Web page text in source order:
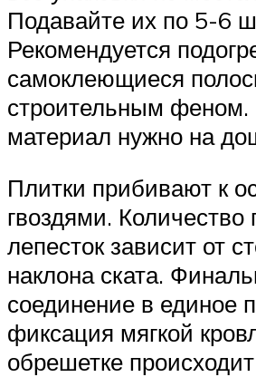
Подавайте их по 5-6
Рекомендуется
самоклеющиеся
строительным феном.
материал нужно на
Плитки прибивают к
гвоздями. Количество
лепесток зависит от
наклона ската.
соединение в единое
фиксация мягкой
обрешетке